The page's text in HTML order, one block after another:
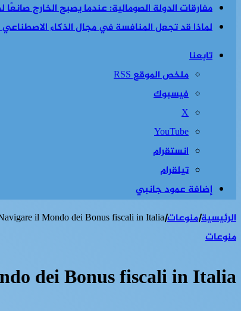
مفارقات الدولة الصومالية: عندما يصبح الخارج صانعًا
لماذا قد تجعل المنافسة في مجال الذكاء الاصطناعي
تابعنا
ملخص الموقع RSS
فيسبوك
‫X
‫YouTube
انستقرام
تيلقرام
إضافة عمود جانبي
الرئيسية|منوعات|
il Mondo dei Bonus fiscali in Italia
منوعات
dei Bonus fiscali in Italia